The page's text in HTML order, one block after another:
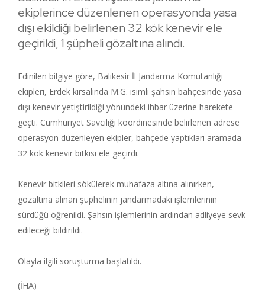
ekiplerince düzenlenen operasyonda yasa
dışı ekildiği belirlenen 32 kök kenevir ele
geçirildi, 1 şüpheli gözaltına alındı.
Edinilen bilgiye göre, Balıkesir İl Jandarma Komutanlığı
ekipleri, Erdek kırsalında M.G. isimli şahsın bahçesinde yasa
dışı kenevir yetiştirildiği yönündeki ihbar üzerine harekete
geçti. Cumhuriyet Savcılığı koordinesinde belirlenen adrese
operasyon düzenleyen ekipler, bahçede yaptıkları aramada
32 kök kenevir bitkisi ele geçirdi.
Kenevir bitkileri sökülerek muhafaza altına alınırken,
gözaltına alınan şüphelinin jandarmadaki işlemlerinin
sürdüğü öğrenildi. Şahsın işlemlerinin ardından adliyeye sevk
edileceği bildirildi.
Olayla ilgili soruşturma başlatıldı.
(İHA)